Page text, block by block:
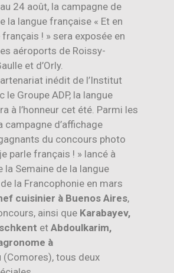
24 août, la campagne de
la langue française « Et en
! » sera exposée en
aéroports de Roissy-
et d’Orly.
inédit de l’Institut
le Groupe ADP, la langue
à l’honneur cet été. Parmi les
campagne d’affichage
du concours photo
parle français ! » lancé à
la Semaine de la langue
la Francophonie en mars
cuisinier à Buenos Aires,
ainsi que Karabayev,
et Abdoulkarim,
à
(Comores), tous deux